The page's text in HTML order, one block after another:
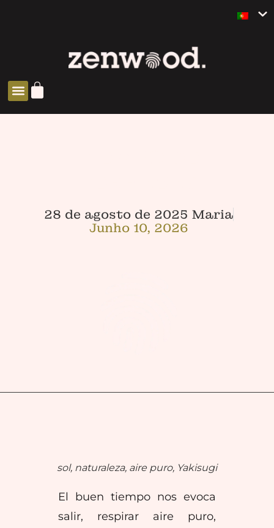
28 de agosto de 2025 Maria
Junho 10, 2026
sol, naturaleza, aire puro, Yakisugi
El buen tiempo nos evoca
salir, respirar aire puro,